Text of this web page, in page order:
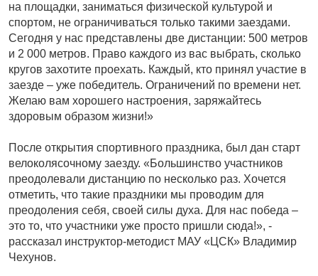
на площадки, заниматься физической культурой и
спортом, не ограничиваться только такими заездами.
Сегодня у нас представлены две дистанции: 500 метров
и 2 000 метров. Право каждого из вас выбрать, сколько
кругов захотите проехать. Каждый, кто принял участие в
заезде – уже победитель. Ограничений по времени нет.
Желаю вам хорошего настроения, заряжайтесь
здоровым образом жизни!»
После открытия спортивного праздника, был дан старт
велоколясочному заезду. «Большинство участников
преодолевали дистанцию по несколько раз. Хочется
отметить, что такие праздники мы проводим для
преодоления себя, своей силы духа. Для нас победа –
это то, что участники уже просто пришли сюда!», -
рассказал инструктор-методист МАУ «ЦСК» Владимир
Чехунов.